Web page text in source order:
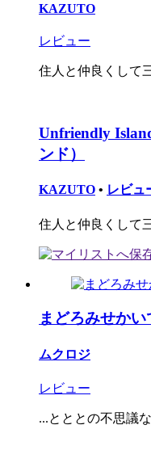
KAZUTO
レビュー
住人と仲良くして
Unfriendly
ンド）
KAZUTO • レビュ
住人と仲良くして
まどろみせか
ムクロジ
レビュー
...とととの不思議